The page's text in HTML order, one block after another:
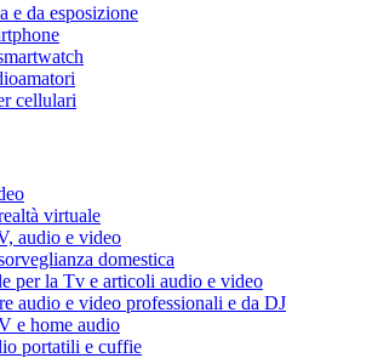
e da esposizione
cellulari
virtuale
audio e video
domestica
per la Tv e articoli audio e video
audio e video professionali e da DJ
e home audio
portatili e cuffie